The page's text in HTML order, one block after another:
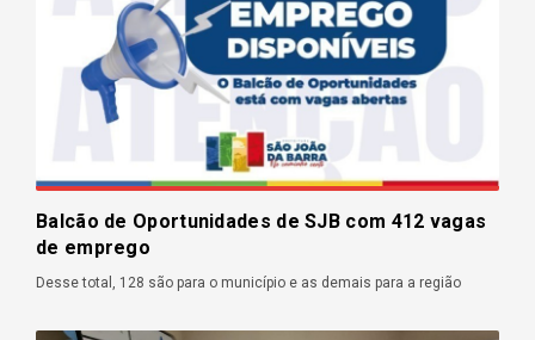
Balcão de Oportunidades de SJB com 412 vagas
de emprego
Desse total, 128 são para o município e as demais para a região